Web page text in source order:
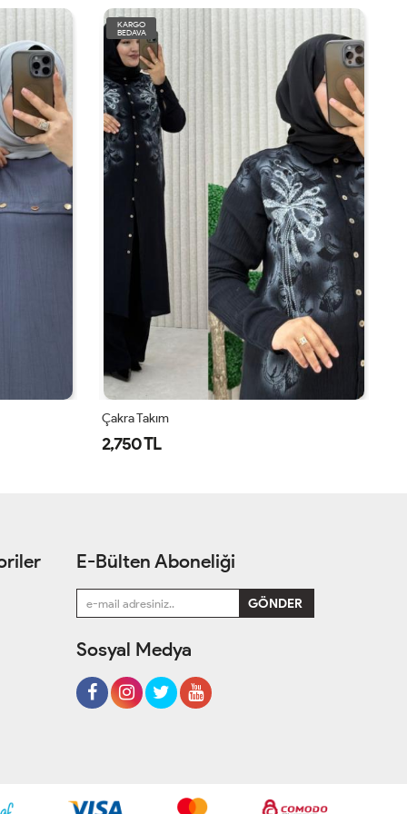
KARGO
BEDAVA
Çakra Takım
2,750 TL
E-Bülten Aboneliği
Sosyal Medya